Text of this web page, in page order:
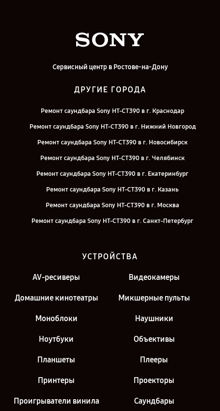
Сервисный центр в Ростове-на-Дону
ДРУГИЕ ГОРОДА
Ремонт саундбара Sony HT-CT390 в г. Краснодар
Ремонт саундбара Sony HT-CT390 в г. Нижний Новгород
Ремонт саундбара Sony HT-CT390 в г. Новосибирск
Ремонт саундбара Sony HT-CT390 в г. Челябинск
Ремонт саундбара Sony HT-CT390 в г. Екатеринбург
Ремонт саундбара Sony HT-CT390 в г. Казань
Ремонт саундбара Sony HT-CT390 в г. Москва
Ремонт саундбара Sony HT-CT390 в г. Санкт-Петербург
УСТРОЙСТВА
AV-ресиверы Видеокамеры
Домашние кинотеатры Микшерные пульты
Моноблоки Наушники
Ноутбуки Объективы
Планшеты Плееры
Принтеры Проекторы
Проигрыватели винила Саундбары